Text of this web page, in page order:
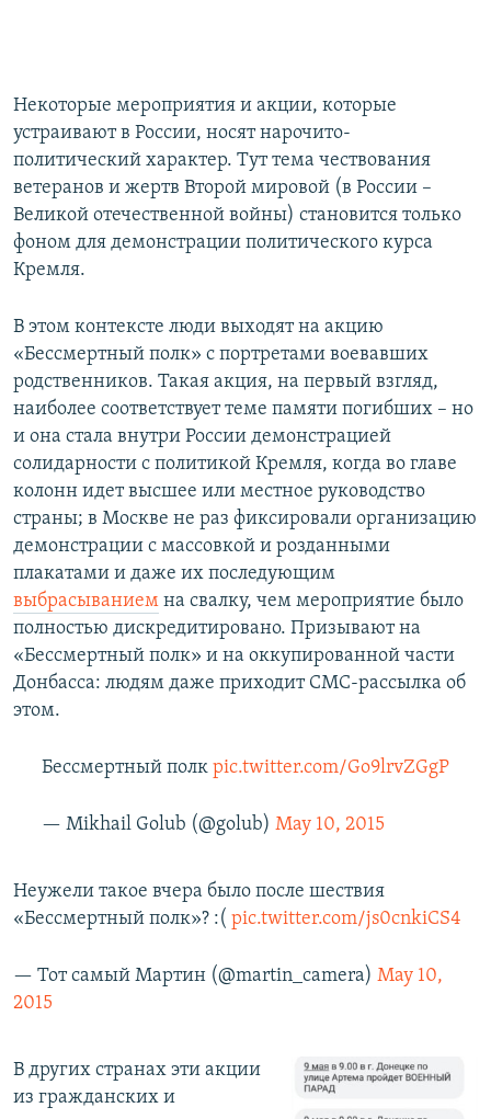
Некоторые мероприятия и акции, которые
устраивают в России, носят нарочито-
политический характер. Тут тема чествования
ветеранов и жертв Второй мировой (в России –
Великой отечественной войны) становится только
фоном для демонстрации политического курса
Кремля.
В этом контексте люди выходят на акцию
«Бессмертный полк» с портретами воевавших
родственников. Такая акция, на первый взгляд,
наиболее соответствует теме памяти погибших – но
и она стала внутри России демонстрацией
солидарности с политикой Кремля, когда во главе
колонн идет высшее или местное руководство
страны; в Москве не раз фиксировали организацию
демонстрации с массовкой и розданными
плакатами и даже их последующим
выбрасыванием на свалку, чем мероприятие было
полностью дискредитировано. Призывают на
«Бессмертный полк» и на оккупированной части
Донбасса: людям даже приходит СМС-рассылка об
этом.
Бессмертный полк pic.twitter.com/Go9lrvZGgP
— Mikhail Golub (@golub) May 10, 2015
Неужели такое вчера было после шествия
«Бессмертный полк»? :( pic.twitter.com/js0cnkiCS4
— Тот самый Мартин (@martin_camera) May 10,
2015
В других странах эти акции
из гражданских и